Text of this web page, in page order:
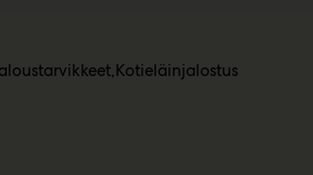
Kotieläinjalostus